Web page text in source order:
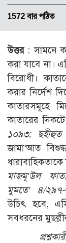
1572 বার পঠিত
উত্তর: সামনে
করা যাবে না।
বিরোধী।
করার নির্দেশ
কাতারসমূহে
কাতারের
১০৯৩;
জামা‘আত
মাজমূ‘উল
মুমতে‘ ৪/
উচিৎ হবে,
সবধরনের